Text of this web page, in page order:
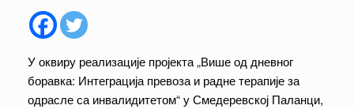
У оквиру реализације пројекта „Више од дневног
боравка: Интеграција превоза и радне терапије за
одрасле са инвалидитетом“ у Смедеревској Паланци,